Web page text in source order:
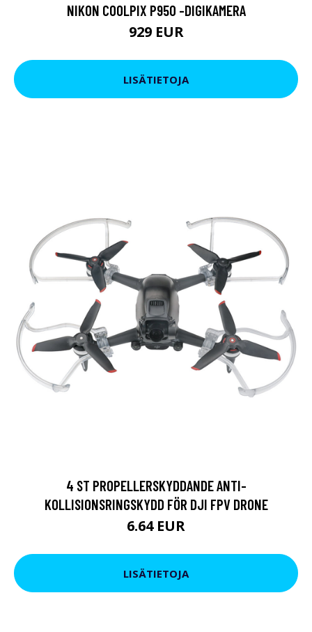
NIKON COOLPIX P950 -DIGIKAMERA
929 EUR
LISÄTIETOJA
4 ST PROPELLERSKYDDANDE ANTI-
KOLLISIONSRINGSKYDD FÖR DJI FPV DRONE
6.64 EUR
LISÄTIETOJA